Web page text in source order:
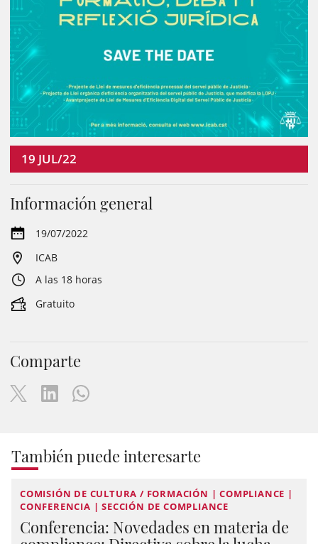
19 JUL/22
Información general
19/07/2022
ICAB
A las 18 horas
Gratuito
Comparte
También puede interesarte
COMISIÓN DE CULTURA / FORMACIÓN | COMPLIANCE |
CONFERENCIA | SECCIÓN DE COMPLIANCE
Conferencia: Novedades en materia de